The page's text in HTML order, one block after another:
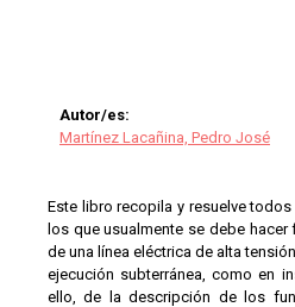
Autor/es:
Martínez Lacañina, Pedro José
Este libro recopila y resuelve
los que usualmente se debe
de una línea eléctrica de alta
ejecución subterránea, como en
ello, de la descripción de los